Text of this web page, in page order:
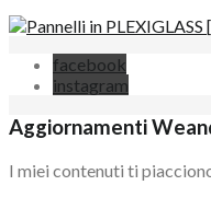
facebook
instagram
Aggiornamenti
I miei contenuti ti